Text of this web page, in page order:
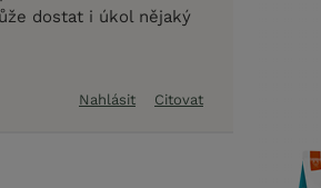
dostat i úkol nějaký
Nahlásit Citovat